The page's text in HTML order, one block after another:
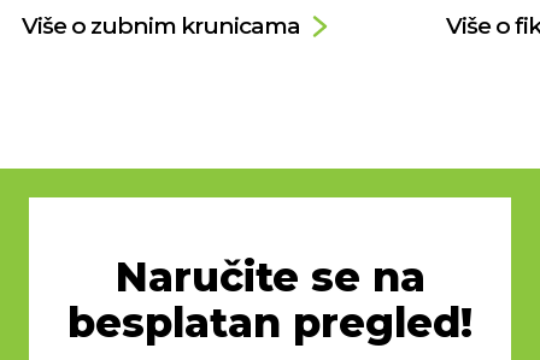
Više o zubnim krunicama Više o
Naručite se na
besplatan pregled!